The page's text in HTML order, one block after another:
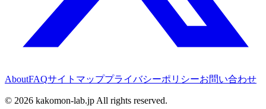
AboutFAQサイトマッププライバシーポリシーお問い合わせ
© 2026 kakomon-lab.jp All rights reserved.